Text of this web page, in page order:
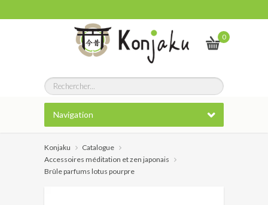
0
Navigation
Konjaku
Catalogue
Accessoires méditation et zen japonais
Brûle parfums lotus pourpre